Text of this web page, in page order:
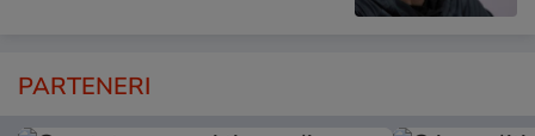
PARTENERI